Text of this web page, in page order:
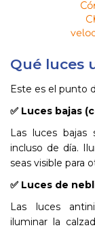
Qué luces
Este es el punto
✅ Luces bajas
Las luces bajas
incluso de día.
seas visible para
✅ Luces de
Las luces
iluminar la